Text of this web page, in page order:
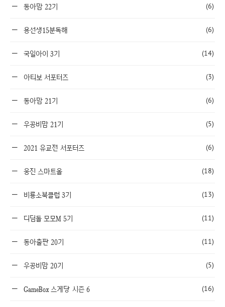
동아맘 22기 (6)
용선생15분독해 (6)
국일아이 3기 (14)
아티보 서포터즈 (3)
동아맘 21기 (6)
우공비맘 21기 (5)
2021 유교전 서포터즈 (6)
웅진 스마트올 (18)
비룡소북클럽 3기 (13)
디딤돌 모모M 5기 (11)
동아출판 20기 (11)
우공비맘 20기 (5)
GameBox 스게당 시즌 6 (16)